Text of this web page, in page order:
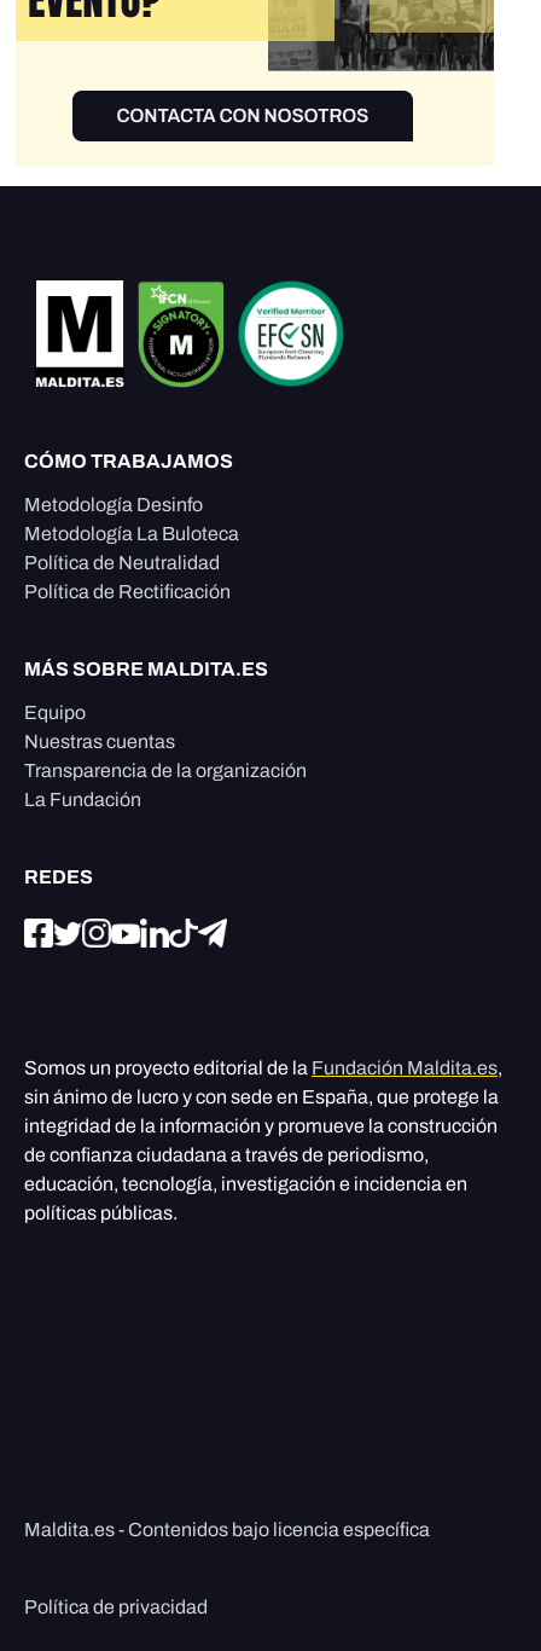
CÓMO TRABAJAMOS
Metodología Desinfo
Metodología La Buloteca
Política de Neutralidad
Política de Rectificación
MÁS SOBRE MALDITA.ES
Equipo
Nuestras cuentas
Transparencia de la organización
La Fundación
REDES
Somos un proyecto editorial de la Fundación Maldita.es,
sin ánimo de lucro y con sede en España, que protege la
integridad de la información y promueve la construcción
de confianza ciudadana a través de periodismo,
educación, tecnología, investigación e incidencia en
políticas públicas.
Maldita.es - Contenidos bajo licencia específica
Política de privacidad